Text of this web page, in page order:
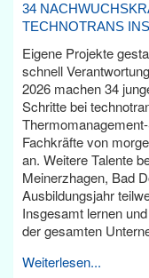
34
TECHNOTRANS
Eigene Projekte
schnell
2026 machen 34
Schritte bei
Fachkräfte von
an. Weitere Talente
Meinerzhagen, Bad
Ausbildungsjahr
Insgesamt lernen
der gesamten
Weiterlesen...